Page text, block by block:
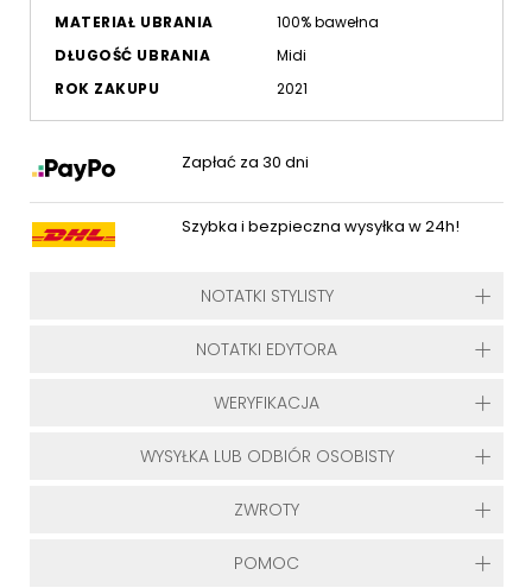
MATERIAŁ UBRANIA
100% bawełna
DŁUGOŚĆ UBRANIA
Midi
ROK ZAKUPU
2021
Zapłać za 30 dni
Szybka i bezpieczna wysyłka w 24h!
NOTATKI STYLISTY
NOTATKI EDYTORA
WERYFIKACJA
WYSYŁKA LUB ODBIÓR OSOBISTY
ZWROTY
POMOC